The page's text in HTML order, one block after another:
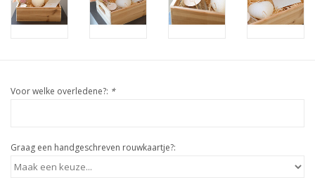
Voor welke overledene?: *
Graag een handgeschreven rouwkaartje?: